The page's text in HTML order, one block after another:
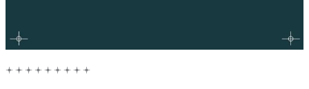
𖥔 𖥔 𖥔 𖥔 𖥔 𖥔 𖥔 𖥔 𖥔